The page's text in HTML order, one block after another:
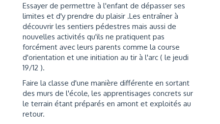
Essayer de permettre à l'enfant de dépasser ses
limites et d'y prendre du plaisir .Les entraîner à
découvrir les sentiers pédestres mais aussi de
nouvelles activités qu'ils ne pratiquent pas
forcément avec leurs parents comme la course
d'orientation et une initiation au tir à l'arc ( le jeudi
19/12 ).
Faire la classe d'une manière différente en sortant
des murs de l'école, les apprentisages concrets sur
le terrain étant préparés en amont et exploités au
retour.